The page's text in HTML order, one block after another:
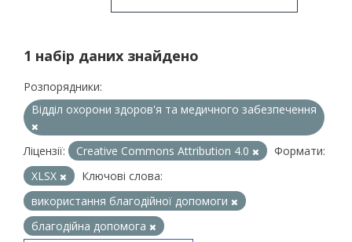
1 набір даних знайдено
Розпорядники:
Відділ охорони здоров'я та медичного забезпечення
Ліцензії: Creative Commons Attribution 4.0
Формати:
XLSX
Ключові слова:
використання благодійної допомоги
благодійна допомога